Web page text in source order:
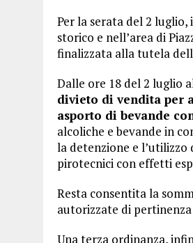
Per la serata del 2
storico e nell’area di
finalizzata alla tutela
Dalle ore 18 del 2 luglio
divieto di vendita per
asporto di bevande
alcoliche e bevande in
la detenzione e
pirotecnici con effetti
Resta consentita la
autorizzate di
Una terza ordinanza,